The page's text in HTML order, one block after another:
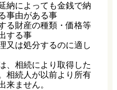
納によっても金銭で納
事由がある事
る財産の種類・価格等
する事
又は処分するのに適し
、相続により取得した
相続人が以前より所有
来ません。